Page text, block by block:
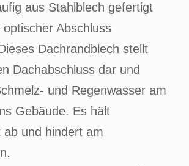
aus Stahlblech gefertigt
Abschluss
Dachrandblech stellt
Dachabschluss dar und
und Regenwasser am
Gebäude. Es hält
ab und hindert am